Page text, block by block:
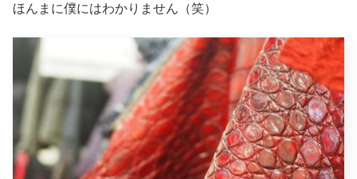
ほんまに僕にはわかりません（笑）